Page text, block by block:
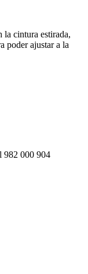
la cintura estirada,
poder ajustar a la
982 000 904